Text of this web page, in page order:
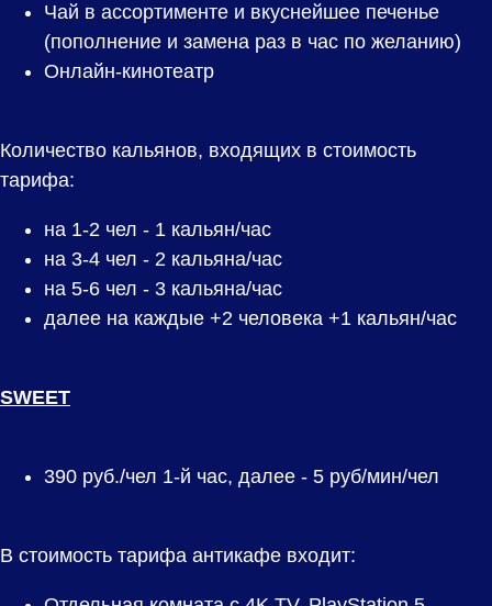
Чай в ассортименте и вкуснейшее печенье
(пополнение и замена раз в час по желанию)
Онлайн-кинотеатр
Количество кальянов, входящих в стоимость
тарифа:
на 1-2 чел - 1 кальян/час
на 3-4 чел - 2 кальяна/час
на 5-6 чел - 3 кальяна/час
далее на каждые +2 человека +1 кальян/час
SWEET
390 руб./чел 1-й час, далее - 5 руб/мин/чел
В стоимость тарифа антикафе входит: